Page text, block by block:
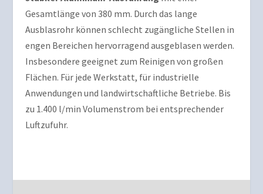
Gesamtlänge von 380 mm. Durch das lange
Ausblasrohr können schlecht zugängliche Stellen in
engen Bereichen hervorragend ausgeblasen werden.
Insbesondere geeignet zum Reinigen von großen
Flächen. Für jede Werkstatt, für industrielle
Anwendungen und landwirtschaftliche Betriebe. Bis
zu 1.400 l/min Volumenstrom bei entsprechender
Luftzufuhr.